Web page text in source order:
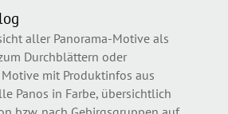
aller Panorama-Motive als
Durchblättern oder
mit Produktinfos aus
Panos in Farbe, übersichtlich